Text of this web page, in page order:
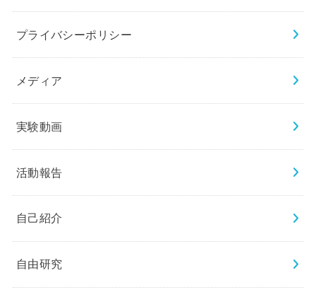
プライバシーポリシー
メディア
実験動画
活動報告
自己紹介
自由研究